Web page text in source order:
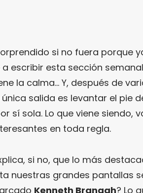
si no fuera porque
escribir esta sección
la calma… Y, después de
salida es levantar el pie
sí sola. Lo que viene siendo,
en toda regla.
si no, que lo más
nuestras grandes pantallas
Kenneth Branagh? Lo